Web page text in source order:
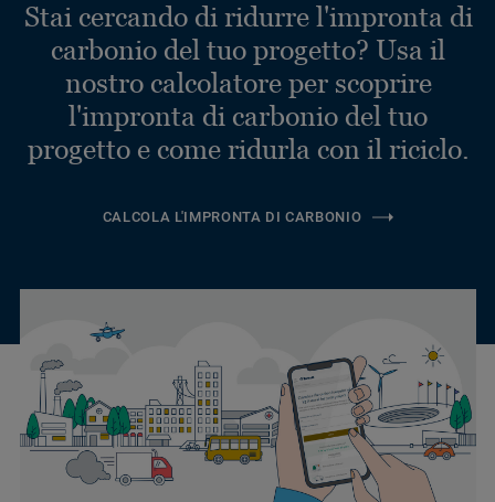
Stai cercando di ridurre l'impronta di
carbonio del tuo progetto? Usa il
nostro calcolatore per scoprire
l'impronta di carbonio del tuo
progetto e come ridurla con il riciclo.
CALCOLA L'IMPRONTA DI CARBONIO